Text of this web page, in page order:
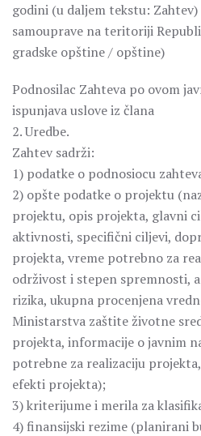
godini (u daljem tekstu:
samouprave na teritoriji
gradske opštine / opštine)
Podnosilac Zahteva po ovom
ispunjava uslove iz člana
2. Uredbe.
Zahtev sadrži:
1) podatke o podnosiocu
2) opšte podatke o projektu
projektu, opis projekta, glavni
aktivnosti, specifični ciljevi,
projekta, vreme potrebno za
održivost i stepen spremnosti,
rizika, ukupna procenjena
Ministarstva zaštite životne
projekta, informacije o javnim
potrebne za realizaciju
efekti projekta);
3) kriterijume i merila za
4) finansijski rezime (planirani